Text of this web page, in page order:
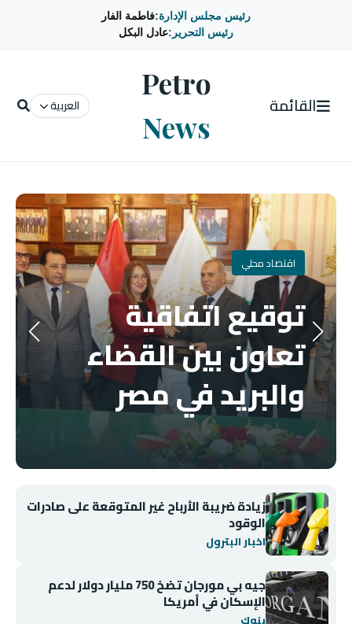
رئيس مجلس الإدارة:فاطمة الفار
رئيس التحرير:عادل البكل
القائمة
Petro
News
العربية
اقتصاد محلي
توقيع اتفاقية
تعاون بين القضاء
والبريد في مصر
زيادة ضريبة الأرباح غير المتوقعة على صادرات
الوقود
اخبار البترول
جيه بي مورجان تضخ 750 مليار دولار لدعم
الإسكان في أمريكا
بنوك